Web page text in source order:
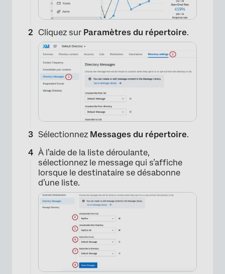
Cliquez sur Paramètres du répertoire.
Sélectionnez Messages du répertoire.
À l’aide de la liste déroulante,
sélectionnez le message qui s’affiche
lorsque le destinataire se désabonne
d’une liste.